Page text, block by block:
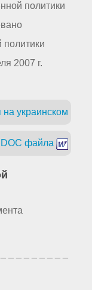
политики
политики
2007 г.
украинском
файла
_ _ _ _ _ _ _ _